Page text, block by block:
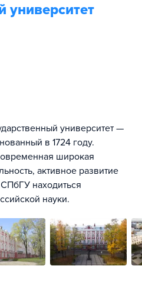
университет
университет —
в 1724 году.
широкая
активное развитие
находиться
науки.